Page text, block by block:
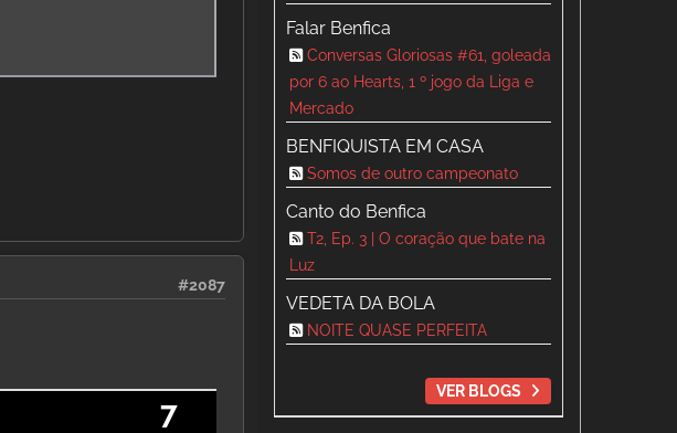
#2087
7
Falar Benfica
Conversas Gloriosas #61, goleada
por 6 ao Hearts, 1 º jogo da Liga e
Mercado
BENFIQUISTA EM CASA
Somos de outro campeonato
Canto do Benfica
T2, Ep. 3 | O coração que bate na
Luz
VEDETA DA BOLA
NOITE QUASE PERFEITA
VER BLOGS